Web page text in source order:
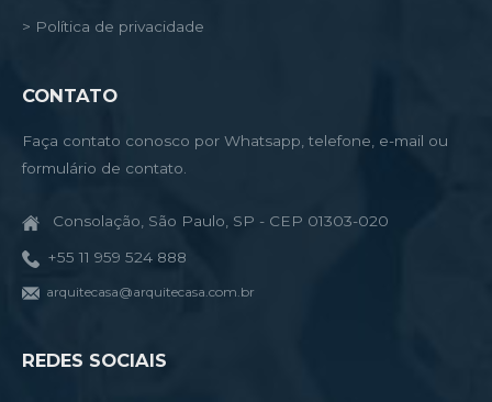
> Política de privacidade
CONTATO
Faça contato conosco por Whatsapp, telefone, e-mail ou
formulário de contato.
Consolação, São Paulo, SP - CEP 01303-020
+55 11 959 524 888
arquitecasa@arquitecasa.com.br
REDES SOCIAIS